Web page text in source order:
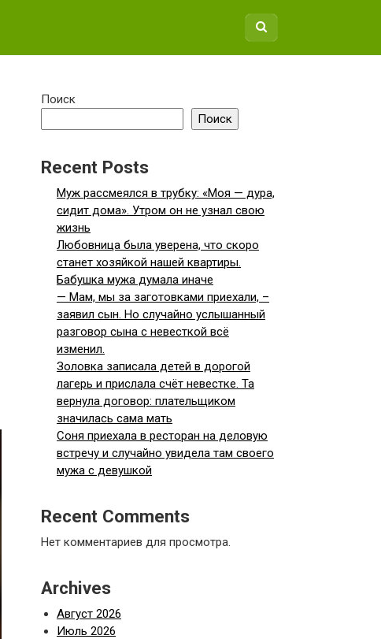
Поиск
Поиск
Recent Posts
Муж рассмеялся в трубку: «Моя — дура,
сидит дома». Утром он не узнал свою
жизнь
Любовница была уверена, что скоро
станет хозяйкой нашей квартиры.
Бабушка мужа думала иначе
— Мам, мы за заготовками приехали, –
заявил сын. Но случайно услышанный
разговор сына с невесткой всё
изменил.
Золовка записала детей в дорогой
лагерь и прислала счёт невестке. Та
вернула договор: плательщиком
значилась сама мать
Соня приехала в ресторан на деловую
встречу и случайно увидела там своего
мужа с девушкой
Recent Comments
Нет комментариев для просмотра.
Archives
Август 2026
Июль 2026